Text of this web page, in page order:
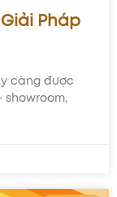
Pháp
càng được